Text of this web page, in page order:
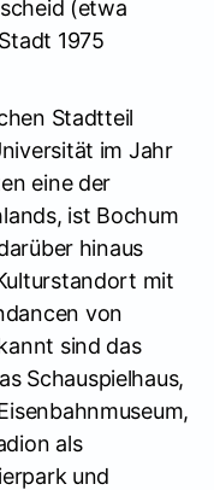
(etwa
1975
Stadtteil
im Jahr
eine der
ist Bochum
hinaus
mit
von
sind das
Schauspielhaus,
als
und